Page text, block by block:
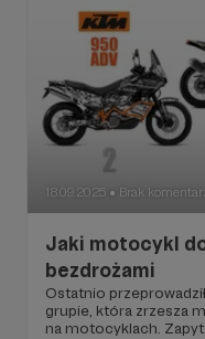
18.09.2025 ● Brak
Jaki motocykl
bezdrożami
Ostatnio
grupie, która zrzesza
na motocyklach.